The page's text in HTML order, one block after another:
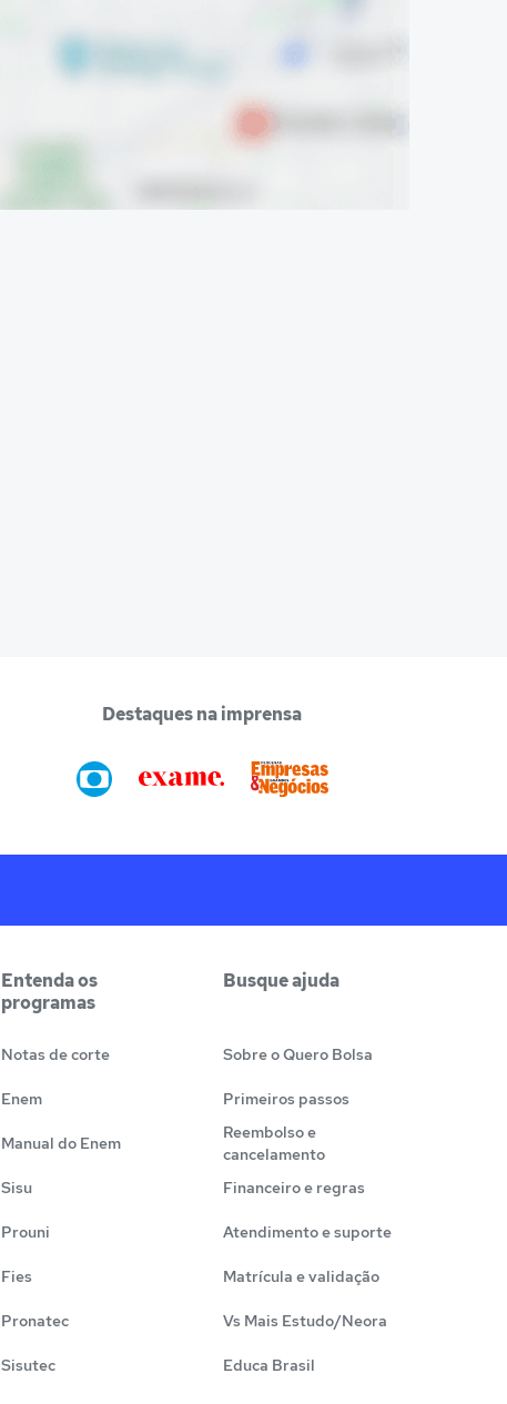
Destaques na imprensa
Entenda os
programas
Notas de corte
Enem
Manual do Enem
Sisu
Prouni
Fies
Pronatec
Sisutec
Busque ajuda
Sobre o Quero Bolsa
Primeiros passos
Reembolso e
cancelamento
Financeiro e regras
Atendimento e suporte
Matrícula e validação
Vs Mais Estudo/Neora
Educa Brasil